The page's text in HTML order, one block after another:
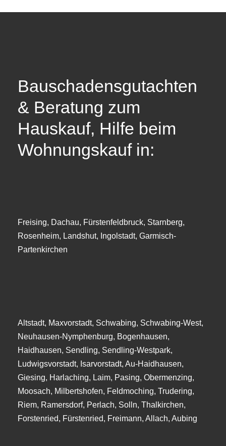
Bauschadensgutachten
& Beratung zum
Hauskauf, Hilfe beim
Wohnungskauf in:
Freising, Dachau, Fürstenfeldbruck, Starnberg,
Rosenheim, Landshut, Ingolstadt, Garmisch-
Partenkirchen
Altstadt, Maxvorstadt, Schwabing, Schwabing-West,
Neuhausen-Nymphenburg, Bogenhausen,
Haidhausen, Sendling, Sendling-Westpark,
Ludwigsvorstadt, Isarvorstadt, Au-Haidhausen,
Giesing, Harlaching, Laim, Pasing, Obermenzing,
Moosach, Milbertshofen, Feldmoching, Trudering,
Riem, Ramersdorf, Perlach, Solln, Thalkirchen,
Forstenried, Fürstenried, Freimann, Allach, Aubing